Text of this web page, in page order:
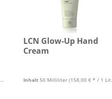
LCN Glow-Up Hand
Cream
Inhalt 50 Milliliter (158,00 € * / 1 Liter)